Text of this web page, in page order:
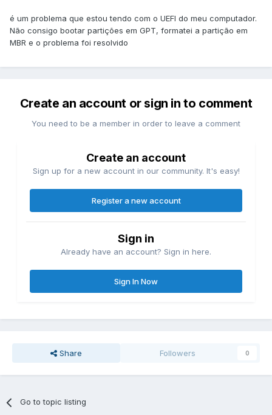
é um problema que estou tendo com o UEFI do meu computador.
Não consigo bootar partições em GPT, formatei a partição em
MBR e o problema foi resolvido
Create an account or sign in to comment
You need to be a member in order to leave a comment
Create an account
Sign up for a new account in our community. It's easy!
Register a new account
Sign in
Already have an account? Sign in here.
Sign In Now
Share Followers 0
Go to topic listing